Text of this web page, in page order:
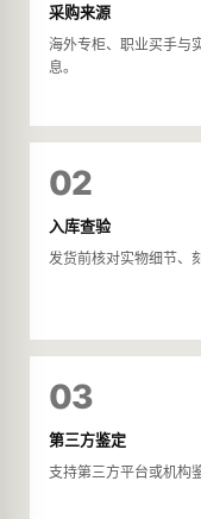
采购来源
海外专柜、职业买手与
息。
02
入库查验
发货前核对实物细节、
03
第三方鉴定
支持第三方平台或机构